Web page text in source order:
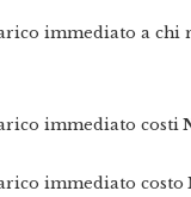
immediato a chi
immediato costi
immediato costo